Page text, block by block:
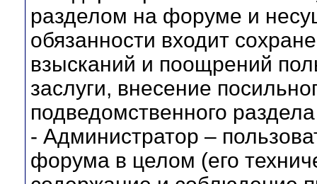
разделом на форуме и
обязанности входит
взысканий и поощрений
заслуги, внесение
подведомственного
- Администратор –
форума в целом (его